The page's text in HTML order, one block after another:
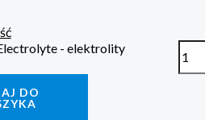
- elektrolity
DO